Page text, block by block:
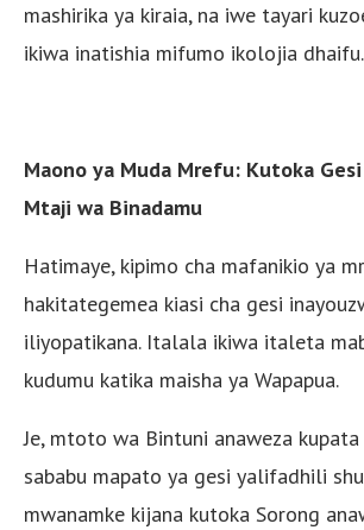
mashirika ya kiraia, na iwe tayari
ikiwa inatishia mifumo ikolojia dhaifu.
Maono ya Muda Mrefu: Kutoka
Mtaji wa Binadamu
Hatimaye, kipimo cha mafanikio ya
hakitategemea kiasi cha gesi
iliyopatikana. Italala ikiwa italeta
kudumu katika maisha ya Wapapua.
Je, mtoto wa Bintuni anaweza
sababu mapato ya gesi yalifadhili
mwanamke kijana kutoka Sorong